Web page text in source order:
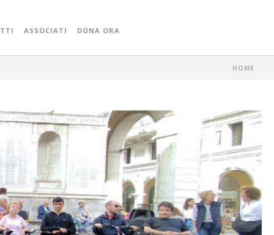
ASSOCIATI DONA ORA
HOME